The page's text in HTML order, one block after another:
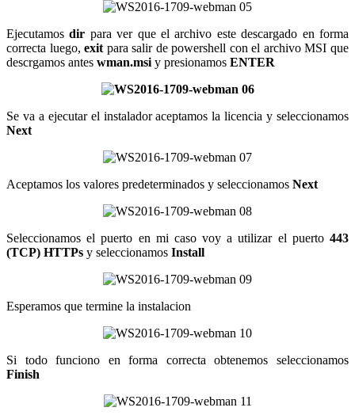
Ejecutamosdir para ver que el archivo este descargado en forma
correcta luego,exit para salir de powershell con el archivo MSI que
descrgamos antes wman.msi y presionamos ENTER
Se va a ejecutar el instalador aceptamos la licencia y seleccionamos
Next
Aceptamos los valores predeterminados y seleccionamos Next
Seleccionamos el puerto en mi caso voy a utilizar el puerto 443
(TCP) HTTPs y seleccionamos Install
Esperamos que termine la instalacion
Si todo funciono en forma correcta obtenemos seleccionamos
Finish